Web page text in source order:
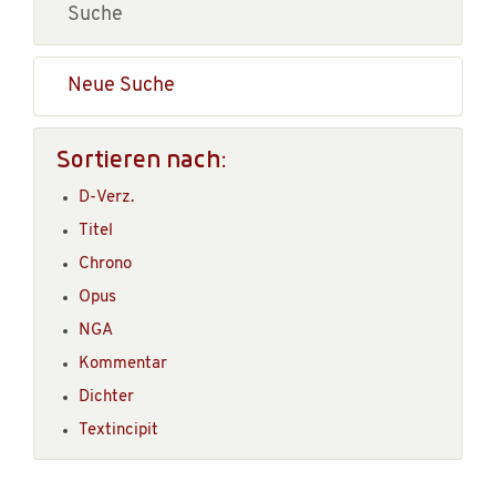
Neue Suche
Sortieren nach:
D-Verz.
Titel
Chrono
Opus
NGA
Kommentar
Dichter
Textincipit